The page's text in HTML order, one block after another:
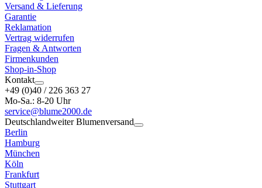
Versand & Lieferung
Garantie
Reklamation
Vertrag widerrufen
Fragen & Antworten
Firmenkunden
Shop-in-Shop
Kontakt
+49 (0)40 / 226 363 27
Mo-Sa.: 8-20 Uhr
service@blume2000.de
Deutschlandweiter Blumenversand
Berlin
Hamburg
München
Köln
Frankfurt
Stuttgart